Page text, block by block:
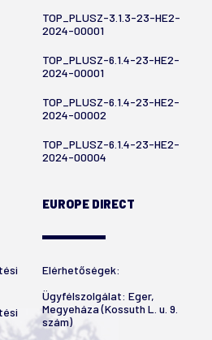
TOP_PLUSZ-3.1.3-23-HE2-
2024-00001
TOP_PLUSZ-6.1.4-23-HE2-
2024-00001
TOP_PLUSZ-6.1.4-23-HE2-
2024-00002
TOP_PLUSZ-6.1.4-23-HE2-
2024-00004
EUROPE DIRECT
Elérhetőségek:
Ügyfélszolgálat: Eger,
Megyeháza (Kossuth L. u. 9.
szám)